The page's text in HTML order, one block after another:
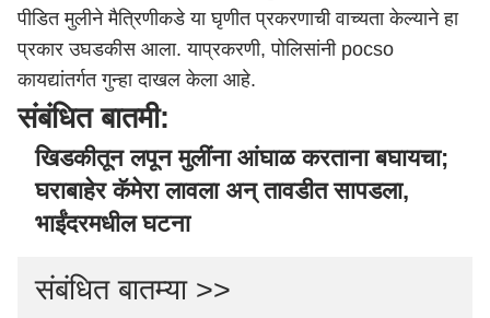
पीडित मुलीने मैत्रिणीकडे या घृणीत प्रकरणाची वाच्यता केल्याने हा
प्रकार उघडकीस आला. याप्रकरणी, पोलिसांनी pocso
कायद्यांतर्गत गुन्हा दाखल केला आहे.
संबंधित बातमी:
खिडकीतून लपून मुलींना आंघाळ करताना बघायचा;
घराबाहेर कॅमेरा लावला अन् तावडीत सापडला,
भाईंदरमधील घटना
संबंधित बातम्या >>